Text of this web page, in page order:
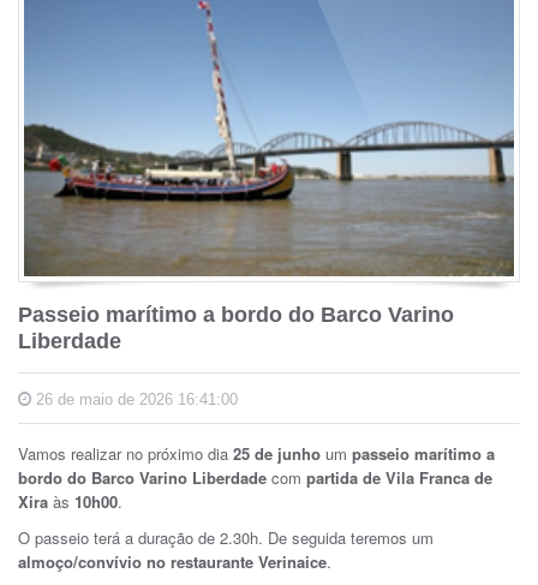
Passeio marítimo a bordo do Barco Varino
Liberdade
26 de maio de 2026 16:41:00
Vamos realizar no próximo dia 25 de junho um passeio marítimo a
bordo do Barco Varino Liberdade com partida de Vila Franca de
Xira às 10h00.
O passeio terá a duração de 2.30h. De seguida teremos um
almoço/convívio no restaurante Verinaice.